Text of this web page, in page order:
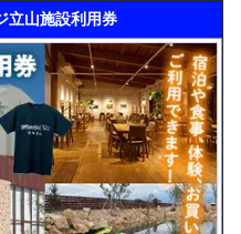
立山施設利用券